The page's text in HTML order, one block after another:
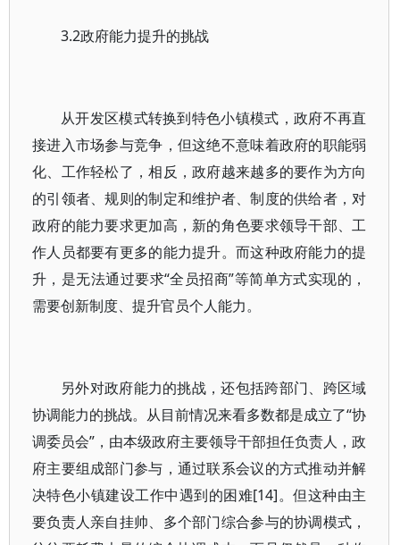
3.2政府能力提升的挑战
从开发区模式转换到特色小镇模式，政府不再直
接进入市场参与竞争，但这绝不意味着政府的职能弱
化、工作轻松了，相反，政府越来越多的要作为方向
的引领者、规则的制定和维护者、制度的供给者，对
政府的能力要求更加高，新的角色要求领导干部、工
作人员都要有更多的能力提升。而这种政府能力的提
升，是无法通过要求“全员招商”等简单方式实现的，
需要创新制度、提升官员个人能力。
另外对政府能力的挑战，还包括跨部门、跨区域
协调能力的挑战。从目前情况来看多数都是成立了“协
调委员会”，由本级政府主要领导干部担任负责人，政
府主要组成部门参与，通过联系会议的方式推动并解
决特色小镇建设工作中遇到的困难[14]。但这种由主
要负责人亲自挂帅、多个部门综合参与的协调模式，